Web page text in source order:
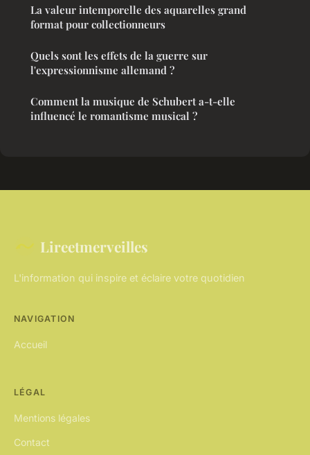
La valeur intemporelle des aquarelles grand
format pour collectionneurs
Quels sont les effets de la guerre sur
l'expressionnisme allemand ?
Comment la musique de Schubert a-t-elle
influencé le romantisme musical ?
Lireetmerveilles
L'information qui inspire et éclaire votre quotidien
NAVIGATION
Accueil
LÉGAL
Mentions légales
Contact